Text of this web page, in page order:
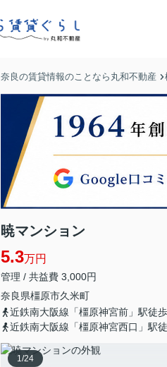
奈良の賃貸情報のことなら丸和不動産
暁マンション
5.3万円
管理 / 共益費 3,000円
奈良県橿原市久米町
近鉄南大阪線「橿原神宮前」駅徒
近鉄南大阪線「橿原神宮西口」駅
1/24